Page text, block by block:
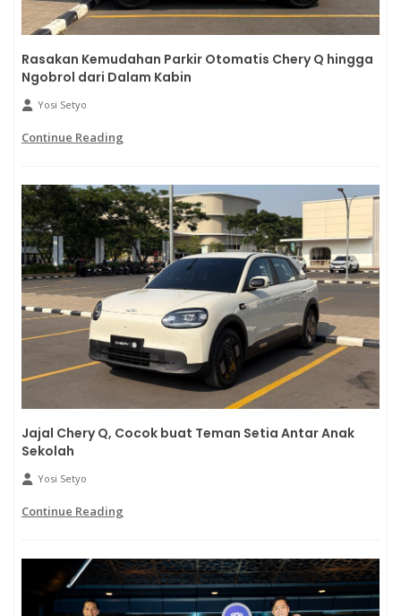
Rasakan Kemudahan Parkir Otomatis Chery Q hingga
Ngobrol dari Dalam Kabin
Yosi Setyo
Continue Reading
Jajal Chery Q, Cocok buat Teman Setia Antar Anak
Sekolah
Yosi Setyo
Continue Reading